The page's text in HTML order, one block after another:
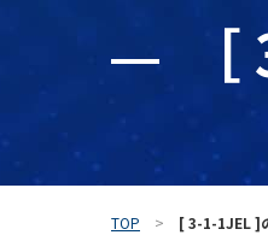
TOP [ 3-1-1JEL ]